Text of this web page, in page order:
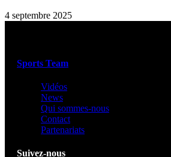
4 septembre 2025
Sports Team
Vidéos
News
Qui sommes-nous
Contact
Partenariats
Suivez-nous